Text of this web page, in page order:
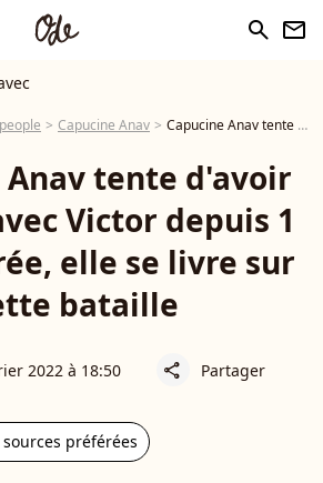
search newsletter
Capucine Anav Capucine Anav tente d'avoir un bébé avec Victor depuis 1 an : frustrée, elle se livre sur cette bataille
Anav tente d'avoir
Victor depuis 1
elle se livre sur
bataille
2022 à 18:50 share Partager
préférées